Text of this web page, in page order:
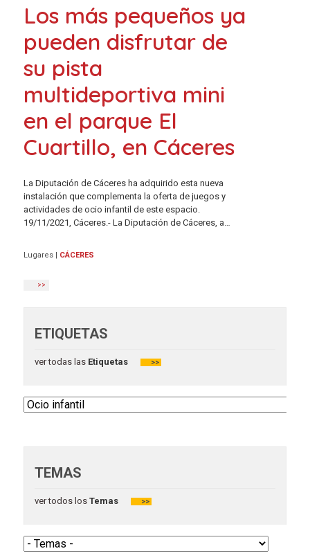
Los más pequeños ya
pueden disfrutar de
su pista
multideportiva mini
en el parque El
Cuartillo, en Cáceres
La Diputación de Cáceres ha adquirido esta nueva
instalación que complementa la oferta de juegos y
actividades de ocio infantil de este espacio.
19/11/2021, Cáceres.- La Diputación de Cáceres, a…
Lugares CÁCERES
>>
ETIQUETAS
ver todas las Etiquetas >>
TEMAS
ver todos losTemas >>